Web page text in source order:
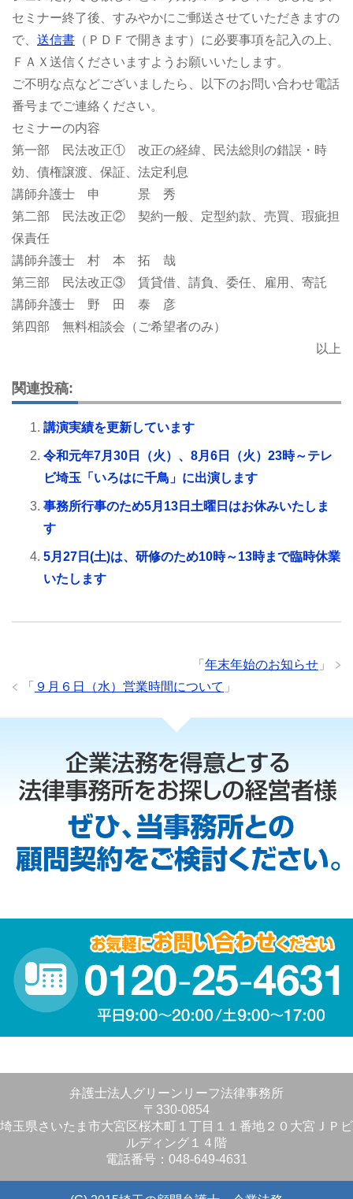
セミナー終了後、すみやかにご郵送させていただきますの
で、 送信書 （ＰＤＦで開きます）に必要事項を記入の上、
ＦＡＸ送信くださいますようお願いいたします。
ご不明な点などございましたら、以下のお問い合わせ電話
番号までご連絡ください。
セミナーの内容
第一部 民法改正① 改正の経緯、民法総則の錯誤・時
効、債権譲渡、保証、法定利息
講師弁護士 申 景 秀
第二部 民法改正② 契約一般、定型約款、売買、瑕疵担
保責任
講師弁護士 村 本 拓 哉
第三部 民法改正③ 賃貸借、請負、委任、雇用、寄託
講師弁護士 野 田 泰 彦
第四部 無料相談会（ご希望者のみ）
以上
関連投稿:
講演実績を更新しています
令和元年7月30日（火）、8月6日（火）23時～テレ
ビ埼玉「いろはに千鳥」に出演します
事務所行事のため5月13日土曜日はお休みいたしま
す
5月27日(土)は、研修のため10時～13時まで臨時休業
いたします
「 年末年始のお知らせ 」
「 ９月６日（水）営業時間について 」
弁護士法人グリーンリーフ法律事務所
〒330-0854
埼玉県さいたま市大宮区桜木町１丁目１１番地２０大宮ＪＰビ
ルディング１４階
電話番号：048-649-4631